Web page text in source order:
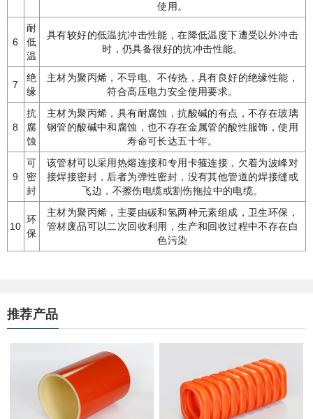
使用。
6
耐
低
温
具有较好的低温抗冲击性能，在降低温度下遭受以外冲击
时，仍具备很好的抗冲击性能。
7
绝
缘
主材为聚丙烯，不导电、不传热，具有良好的绝缘性能，
符合高压电力安全使用要求。
8
抗
腐
蚀
主材为聚丙烯，具有耐腐蚀，抗酸碱的有点，不存在玻璃
钢管的酸碱中和腐蚀，也不存在金属管的酸性服饰，使用
寿命可长达五十年。
9
可
密
封
该管材可以采用热熔连接和专用卡箍连接，欠着为波峰对
接焊接密封，后者为弹性密封，没有其他管道的焊接缝或
飞边，不擦伤电缆或割伤拖拉中的电缆。
10
环
保
主材为聚丙烯，主要由碳和氢两种元素组成，卫生环保，
管材废品可以二次回收利用，生产和回收过程中不存在白
色污染
推荐产品